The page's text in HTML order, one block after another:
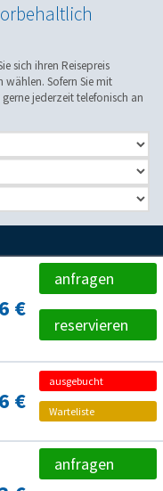
sich ihren Reisepreis
wählen. Sofern Sie mit
jederzeit telefonisch an
€
anfragen
reservieren
€
ausgebucht
Warteliste
anfragen